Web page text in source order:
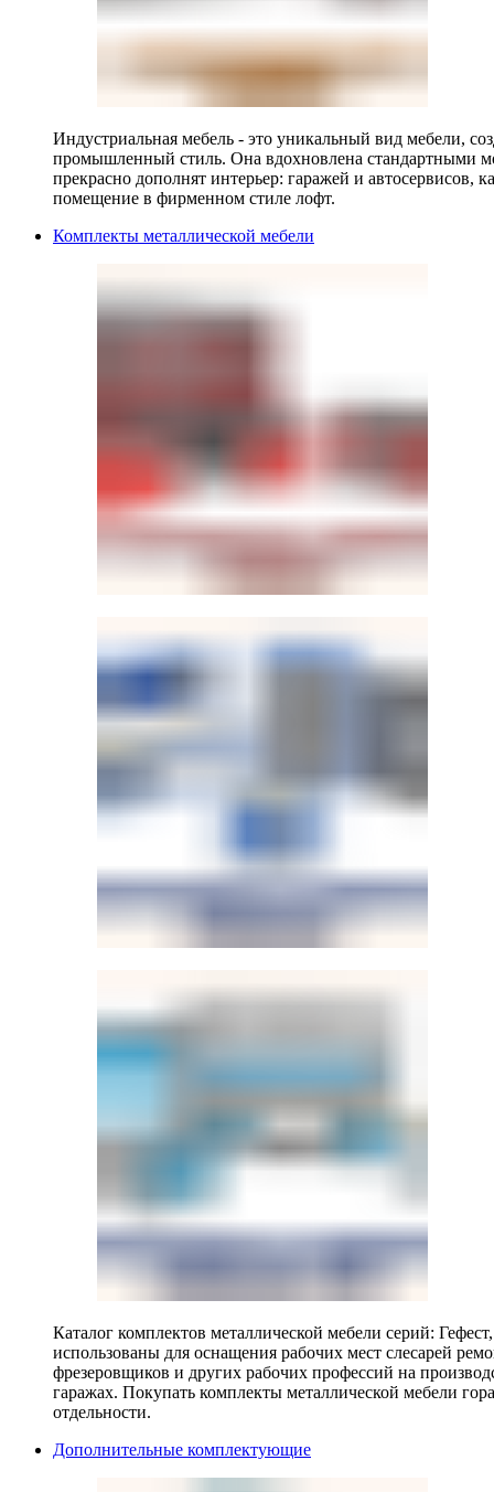
Индустриальная мебель - это уникальный вид мебели,
промышленный стиль. Она вдохновлена стандартными
прекрасно дополнят интерьер: гаражей и автосервисов,
помещение в фирменном стиле лофт.
Комплекты металлической мебели
Каталог комплектов металлической мебели серий:
использованы для оснащения рабочих мест слесарей
фрезеровщиков и других рабочих профессий на
гаражах. Покупать комплекты металлической мебели
отдельности.
Дополнительные комплектующие